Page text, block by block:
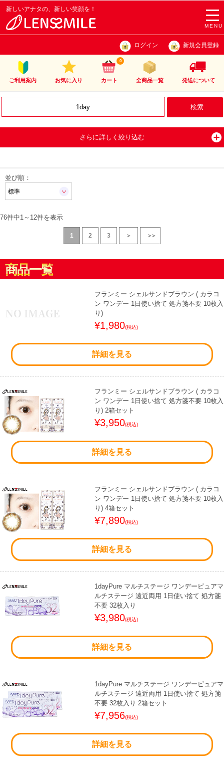
MENU
新しいアナタの、新しい笑顔を！
ログイン 新規会員登録
ご利用案内 お気に入り カート
0
全商品一覧 発送について
さらに詳しく絞り込む
並び順：
76件中1 ～ 12件を表示
1 2 3 ＞ ＞＞
商品一覧
フランミー シェルサンドブラウン ( カラコ
ン ワンデー 1日使い捨て 処方箋不要 10枚入
り)
¥1,980(税込)
詳細を見る
フランミー シェルサンドブラウン ( カラコ
ン ワンデー 1日使い捨て 処方箋不要 10枚入
り) 2箱セット
¥3,950(税込)
詳細を見る
フランミー シェルサンドブラウン ( カラコ
ン ワンデー 1日使い捨て 処方箋不要 10枚入
り) 4箱セット
¥7,890(税込)
詳細を見る
1dayPure マルチステージ ワンデーピュアマ
ルチステージ 遠近両用 1日使い捨て 処方箋
不要 32枚入り
¥3,980(税込)
詳細を見る
1dayPure マルチステージ ワンデーピュアマ
ルチステージ 遠近両用 1日使い捨て 処方箋
不要 32枚入り 2箱セット
¥7,956(税込)
詳細を見る